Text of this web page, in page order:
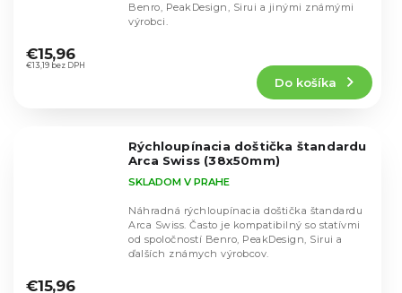
hodnotenie
produktu
€13,19 bez DPH
€15,96
Do košíka
Benro, PeakDesign, Sirui a jinými známými
výrobci.
Rýchloupínacia doštička štandardu
Arca Swiss (38x50mm)
hodnotenie
SKLADOM V PRAHE
€15,96
Náhradná rýchloupínacia doštička štandardu
Arca Swiss. Často je kompatibilný so statívmi
od spoločností Benro, PeakDesign, Sirui a
ďalších známych výrobcov.